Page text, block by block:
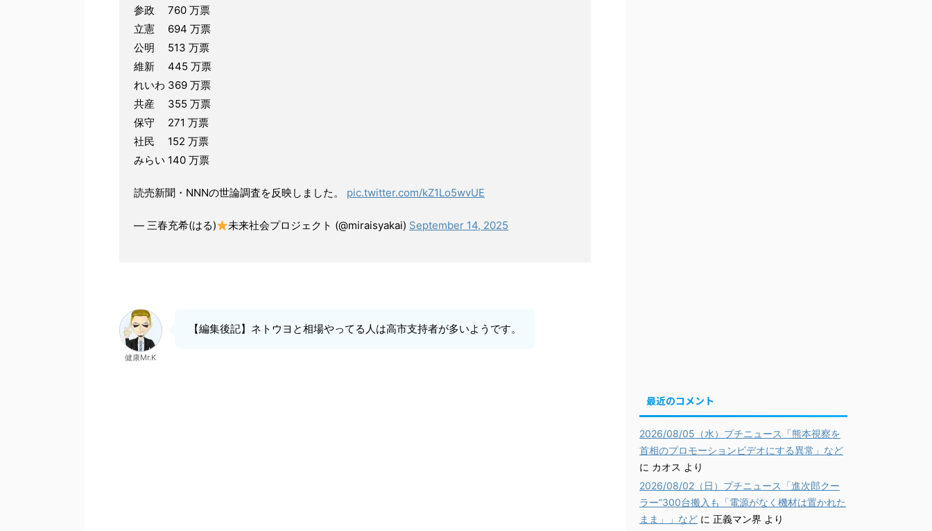
参政 760 万票
立憲 694 万票
公明 513 万票
維新 445 万票
れいわ 369 万票
共産 355 万票
保守 271 万票
社民 152 万票
みらい 140 万票
読売新聞・NNNの世論調査を反映しました。 pic.twitter.com/kZ1Lo5wvUE
— 三春充希(はる) 未来社会プロジェクト (@miraisyakai) September 14, 2025
健康Mr.K
【編集後記】ネトウヨと相場やってる人は高市支持者が多いようです。
最近のコメント
2026/08/05（水）プチニュース「熊本視察を
首相のプロモーションビデオにする異常」など
に カオス より
2026/08/02（日）プチニュース「進次郎クー
ラー”300台搬入も「電源がなく機材は置かれた
まま」」など に 正義マン界 より